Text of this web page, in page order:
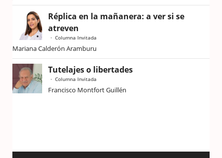
Réplica en la mañanera: a ver si se
atreven
Columna Invitada
Mariana Calderón Aramburu
Tutelajes o libertades
Columna Invitada
Francisco Montfort Guillén